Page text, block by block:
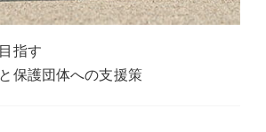
指す
保護団体への支援策